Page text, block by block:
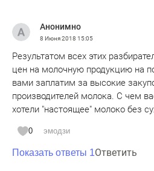
Анонимно
8 Июня 2018 15:05
Результатом всех этих
цен на молочную продукцию на
вами заплатим за высокие
производителей молока. С чем
хотели "настоящее" молоко без
0 эмодзи
Показать ответы 1Ответить